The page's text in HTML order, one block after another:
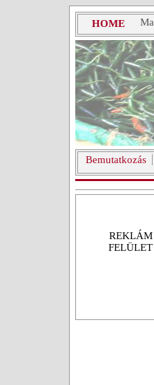
HOME Ma
Bemutatkozás
REKLÁM
FELÜLET